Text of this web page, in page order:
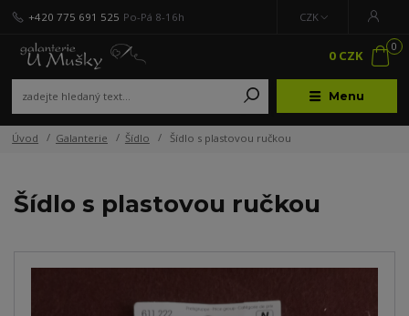
Menu
CZK
+420 775 691 525 Po-Pá 8-16h
0
0 CZK
Úvod Galanterie Šídlo Šídlo s plastovou ručkou
Šídlo s plastovou ručkou